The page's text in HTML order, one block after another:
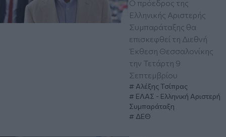
Ο πρόεδρος της
Ελληνικής Αριστερής
Συμπαράταξης θα
επισκεφθεί τη Διεθνή
Έκθεση Θεσσαλονίκης
την Τετάρτη 9
Σεπτεμβρίου
Αλέξης Τσίπρας
ΕΛΑΣ - Ελληνική Αριστερή
Συμπαράταξη
ΔΕΘ